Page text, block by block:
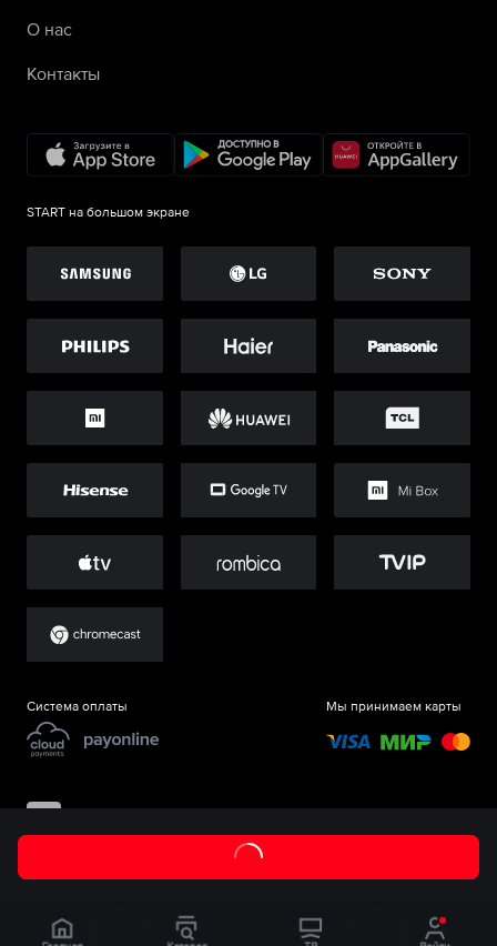
О нас
Контакты
START на большом экране
Система оплаты Мы принимаем карты